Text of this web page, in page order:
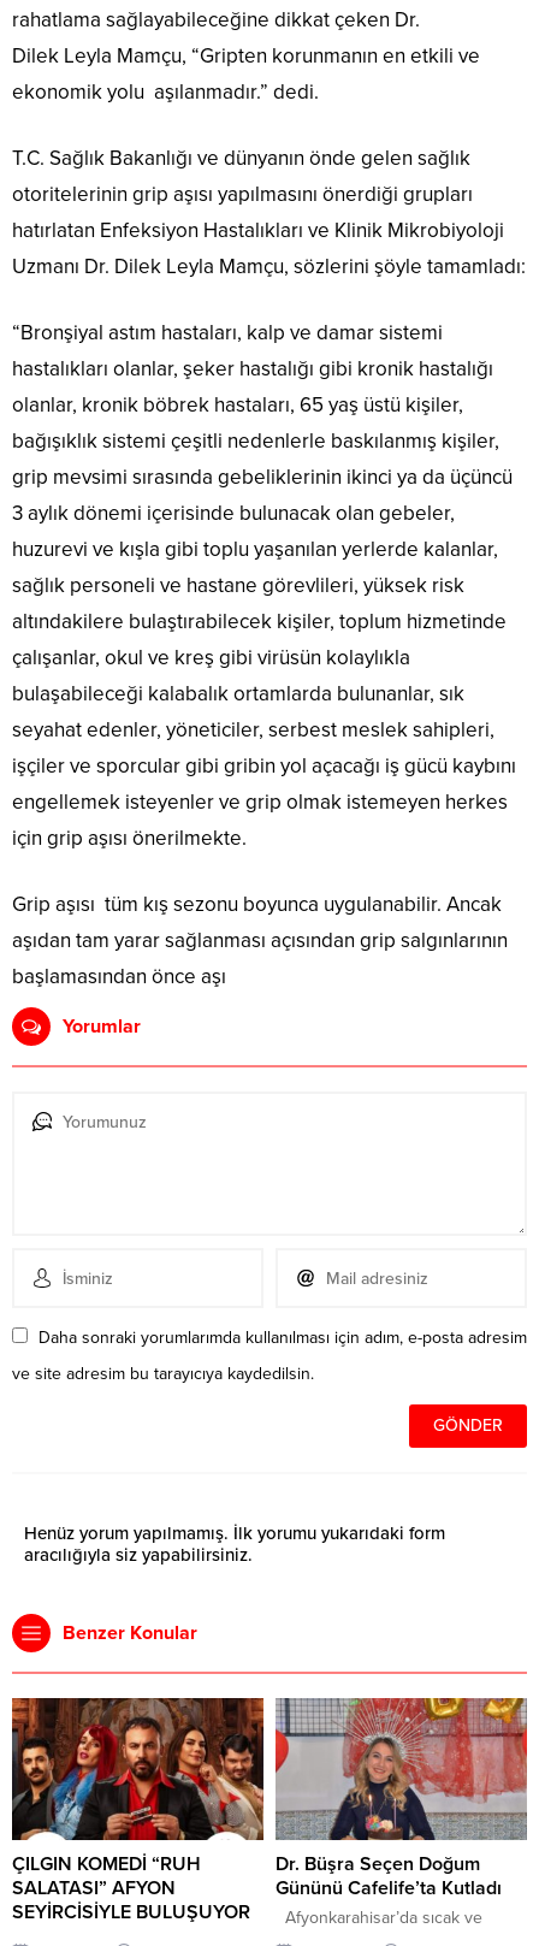
rahatlama sağlayabileceğine dikkat çeken Dr.
Dilek Leyla Mamçu, “Gripten korunmanın en etkili ve
ekonomik yolu aşılanmadır.” dedi.
T.C. Sağlık Bakanlığı ve dünyanın önde gelen sağlık
otoritelerinin grip aşısı yapılmasını önerdiği grupları
hatırlatan Enfeksiyon Hastalıkları ve Klinik Mikrobiyoloji
Uzmanı Dr. Dilek Leyla Mamçu, sözlerini şöyle tamamladı:
“Bronşiyal astım hastaları, kalp ve damar sistemi
hastalıkları olanlar, şeker hastalığı gibi kronik hastalığı
olanlar, kronik böbrek hastaları, 65 yaş üstü kişiler,
bağışıklık sistemi çeşitli nedenlerle baskılanmış kişiler,
grip mevsimi sırasında gebeliklerinin ikinci ya da üçüncü
3 aylık dönemi içerisinde bulunacak olan gebeler,
huzurevi ve kışla gibi toplu yaşanılan yerlerde kalanlar,
sağlık personeli ve hastane görevlileri, yüksek risk
altındakilere bulaştırabilecek kişiler, toplum hizmetinde
çalışanlar, okul ve kreş gibi virüsün kolaylıkla
bulaşabileceği kalabalık ortamlarda bulunanlar, sık
seyahat edenler, yöneticiler, serbest meslek sahipleri,
işçiler ve sporcular gibi gribin yol açacağı iş gücü kaybını
engellemek isteyenler ve grip olmak istemeyen herkes
için grip aşısı önerilmekte.
Grip aşısı tüm kış sezonu boyunca uygulanabilir. Ancak
aşıdan tam yarar sağlanması açısından grip salgınlarının
başlamasından önce aşı
Yorumlar
Daha sonraki yorumlarımda kullanılması için adım, e-posta adresim
ve site adresim bu tarayıcıya kaydedilsin.
Henüz yorum yapılmamış. İlk yorumu yukarıdaki form
aracılığıyla siz yapabilirsiniz.
Benzer Konular
ÇILGIN KOMEDİ “RUH
SALATASI” AFYON
SEYİRCİSİYLE BULUŞUYOR
Afyonkarahisar’da tiyatro
Dr. Büşra Seçen Doğum
Gününü Cafelife’ta Kutladı
Afyonkarahisar’da sıcak ve
samimi bir doğum günü kutlaması